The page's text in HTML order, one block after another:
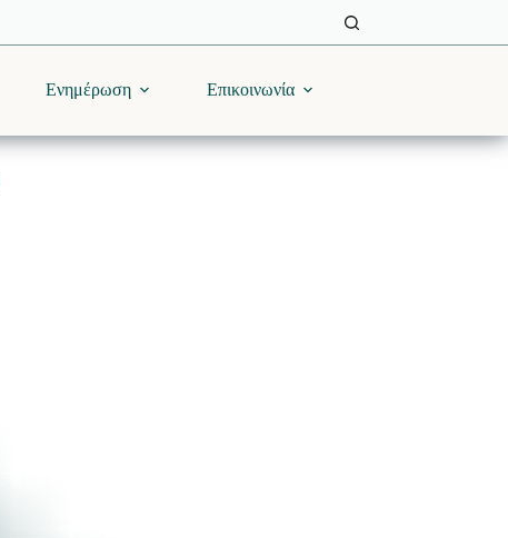
Ενημέρωση Επικοινωνία